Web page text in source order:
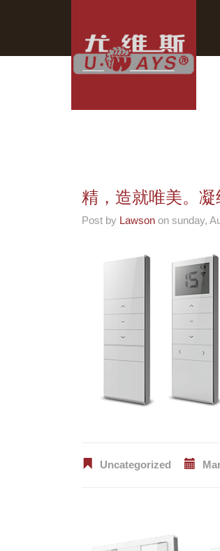
精，造就唯美。凝
Post by Lawson on sunday,
Uncategorized